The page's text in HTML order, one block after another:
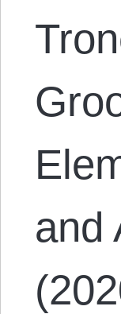
and